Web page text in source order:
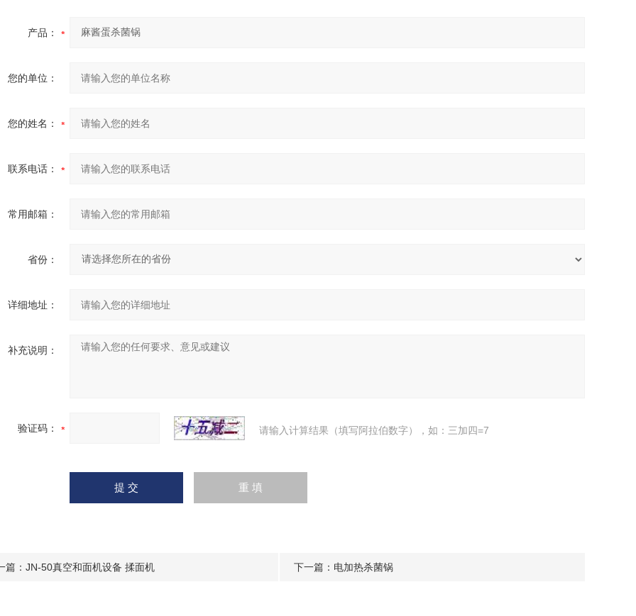
产品：
您的单位：
您的姓名：
联系电话：
常用邮箱：
省份：
详细地址：
补充说明：
验证码： 请输入计算结果（填写阿拉伯数字），如：三加四=7
篇： JN-50真空和面机设备 揉面机 下一篇： 电加热杀菌锅